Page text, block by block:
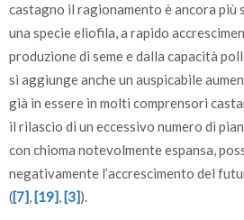
castagno il ragionamento è ancora
una specie eliofila, a rapido
produzione di seme e dalla capacità
si aggiunge anche un auspicabile
già in essere in molti comprensori
il rilascio di un eccessivo numero di
con chioma notevolmente espansa,
negativamente l’accrescimento del
([7],[19],[3]).